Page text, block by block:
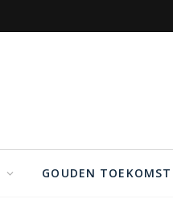
GOUDEN TOEKOMST